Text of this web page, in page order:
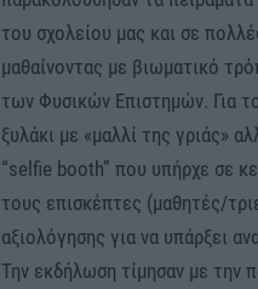
του σχολείου μας και σε
μαθαίνοντας με βιωματικό
των Φυσικών Επιστημών. Για
ξυλάκι με «μαλλί της γριάς»
“selfie booth” που υπήρχε σε
τους επισκέπτες (μαθητές/
αξιολόγησης για να υπάρξει
Την εκδήλωση τίμησαν με την